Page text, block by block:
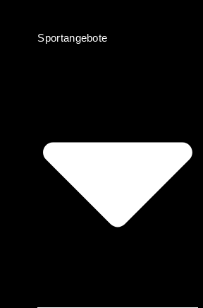
Sportangebote